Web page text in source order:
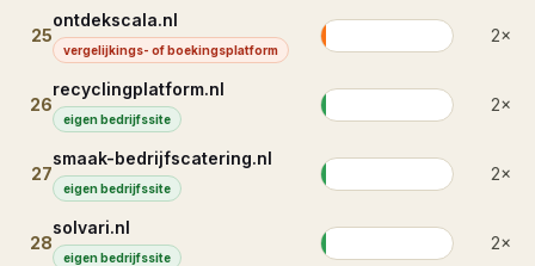
25
ontdekscala.nl
vergelijkings- of boekingsplatform
2×
26
recyclingplatform.nl
eigen bedrijfssite
2×
27
smaak-bedrijfscatering.nl
eigen bedrijfssite
2×
28
solvari.nl
eigen bedrijfssite
2×